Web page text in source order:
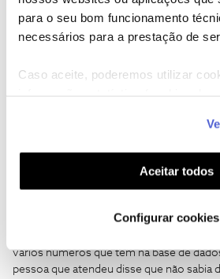
para o seu bom funcionamento
necessários para a prestação de
Caso aceite, poderemos utilizar
funcionalidades (cookies de
funcionalidade) e adaptar anúncios
(cookies de publicidade
utilização dos cookies clicando em "
Aceitar todos
Configurar cookies
Eu pedi o código de desactivação através
vários números que têm na base de
pessoa que atendeu disse que não sabia